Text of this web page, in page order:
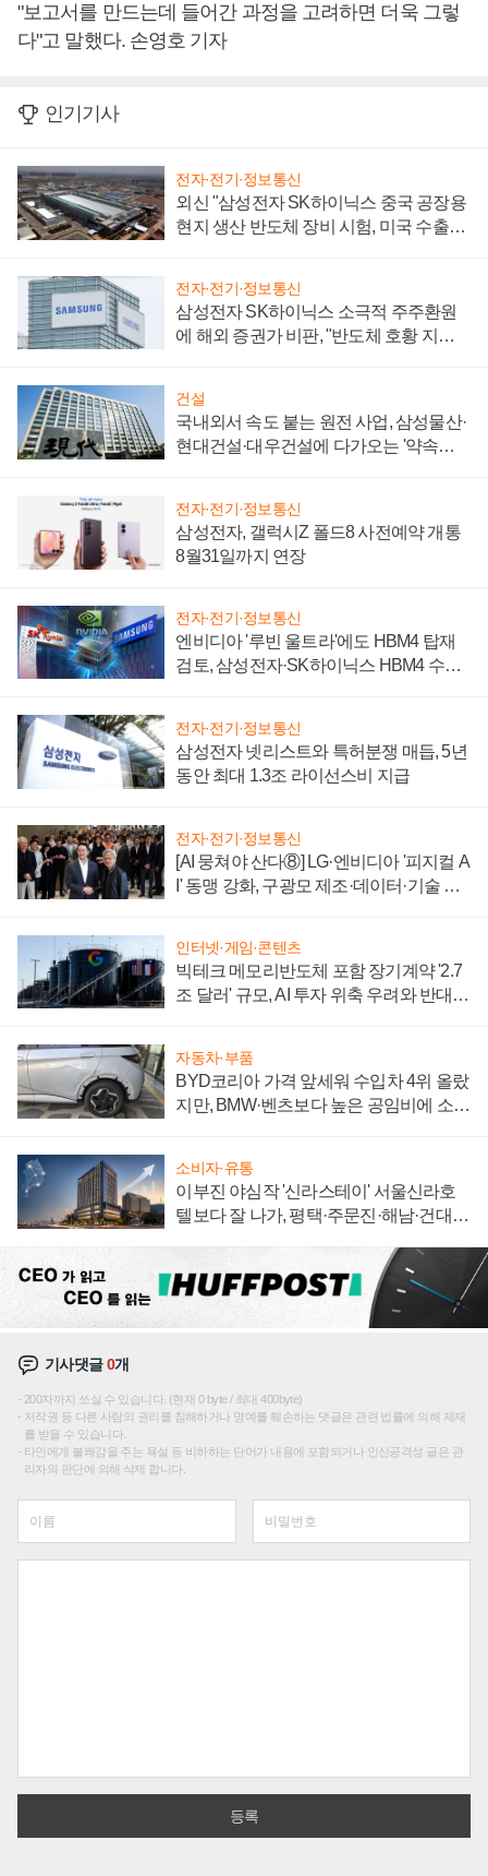
"보고서를 만드는데 들어간 과정을 고려하면 더욱 그렇
다"고 말했다. 손영호 기자
인기기사
전자·전기·정보통신
외신 "삼성전자 SK하이닉스 중국 공장용
현지 생산 반도체 장비 시험, 미국 수출통
전자·전기·정보통신
삼성전자 SK하이닉스 소극적 주주환원
에 해외 증권가 비판, "반도체 호황 지속
건설
국내외서 속도 붙는 원전 사업, 삼성물산·
현대건설·대우건설에 다가오는 '약속의
전자·전기·정보통신
삼성전자, 갤럭시Z 폴드8 사전예약 개통
8월31일까지 연장
전자·전기·정보통신
엔비디아 '루빈 울트라'에도 HBM4 탑재
검토, 삼성전자·SK하이닉스 HBM4 수율
전자·전기·정보통신
삼성전자 넷리스트와 특허분쟁 매듭, 5년
동안 최대 1.3조 라이선스비 지급
전자·전기·정보통신
[AI 뭉쳐야 산다⑧] LG·엔비디아 '피지컬 A
I' 동맹 강화, 구광모 제조·데이터·기술 결
인터넷·게임·콘텐츠
빅테크 메모리반도체 포함 장기계약 '2.7
조 달러' 규모, AI 투자 위축 우려와 반대
자동차·부품
BYD코리아 가격 앞세워 수입차 4위 올랐
지만, BMW·벤츠보다 높은 공임비에 소비
소비자·유통
이부진 야심작 '신라스테이' 서울신라호
텔보다 잘 나가, 평택·주문진·해남·건대로
기사댓글0개
200자까지 쓰실 수 있습니다. (현재 0 byte / 최대 400byte)
저작권 등 다른 사람의 권리를 침해하거나 명예를 훼손하는 댓글은 관련 법률에 의해 제재
를 받을 수 있습니다.
타인에게 불쾌감을 주는 욕설 등 비하하는 단어가 내용에 포함되거나 인신공격성 글은 관
리자의 판단에 의해 삭제 합니다.